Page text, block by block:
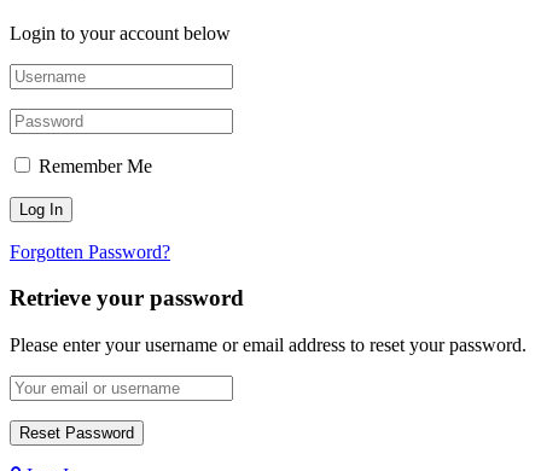
Login to your account below
Remember Me
Forgotten Password?
Retrieve your password
Please enter your username or email address to reset your password.